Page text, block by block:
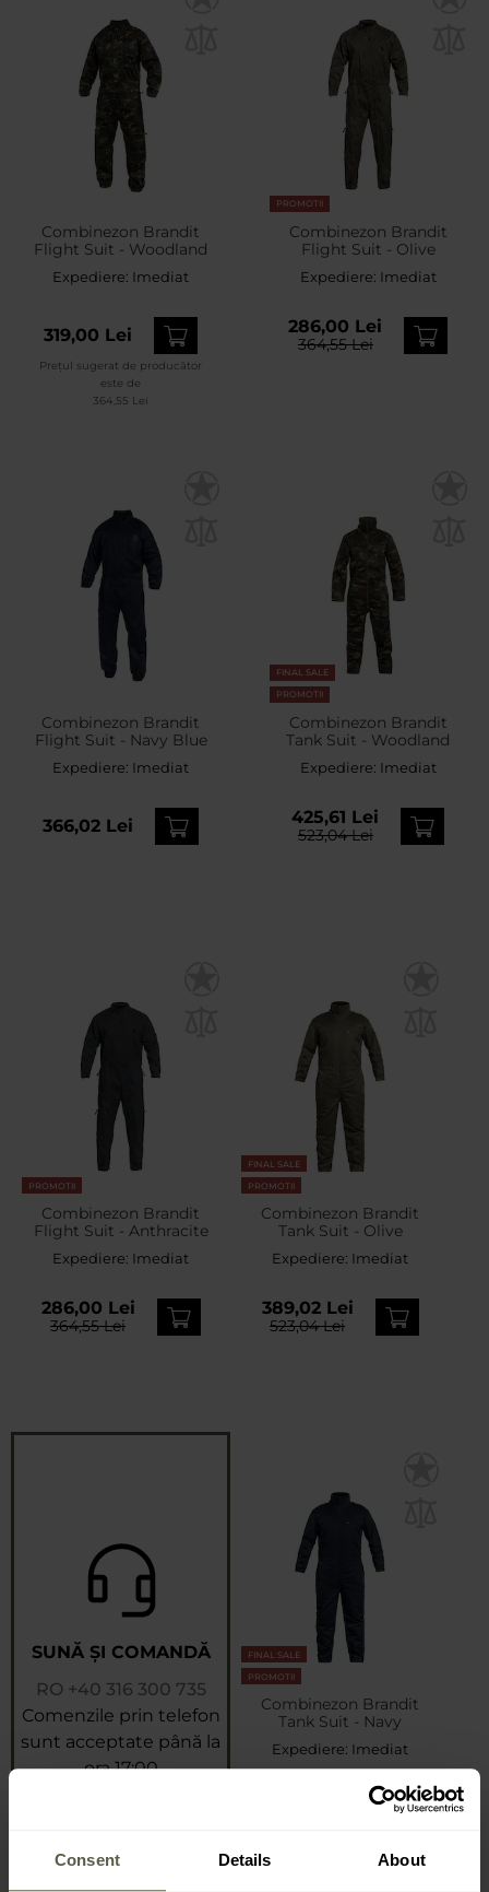
Consent Details About
Combinezon Brandit
Flight Suit - Woodland
Expediere: Imediat
319,00 Lei
Prețul sugerat de producător
este de
364,55 Lei
PROMOTII
Combinezon Brandit
Flight Suit - Olive
Expediere: Imediat
286,00 Lei
364,55 Lei
Combinezon Brandit
Flight Suit - Navy Blue
Expediere: Imediat
366,02 Lei
FINAL SALE
PROMOTII
Combinezon Brandit
Tank Suit - Woodland
Expediere: Imediat
425,61 Lei
523,04 Lei
PROMOTII
Combinezon Brandit
Flight Suit - Anthracite
Expediere: Imediat
286,00 Lei
364,55 Lei
FINAL SALE
PROMOTII
Combinezon Brandit
Tank Suit - Olive
Expediere: Imediat
389,02 Lei
523,04 Lei
SUNĂ ȘI COMANDĂ
RO +40 316 300 735
Comenzile prin telefon
sunt acceptate până la
ora 17:00
FINAL SALE
PROMOTII
Combinezon Brandit
Tank Suit - Navy
Expediere: Imediat